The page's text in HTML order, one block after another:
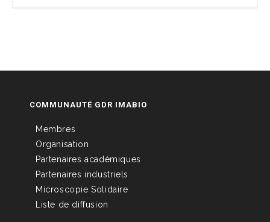
COMMUNAUTÉ GDR IMABIO
Membres
Organisation
Partenaires académiques
Partenaires industriels
Microscopie Solidaire
Liste de diffusion